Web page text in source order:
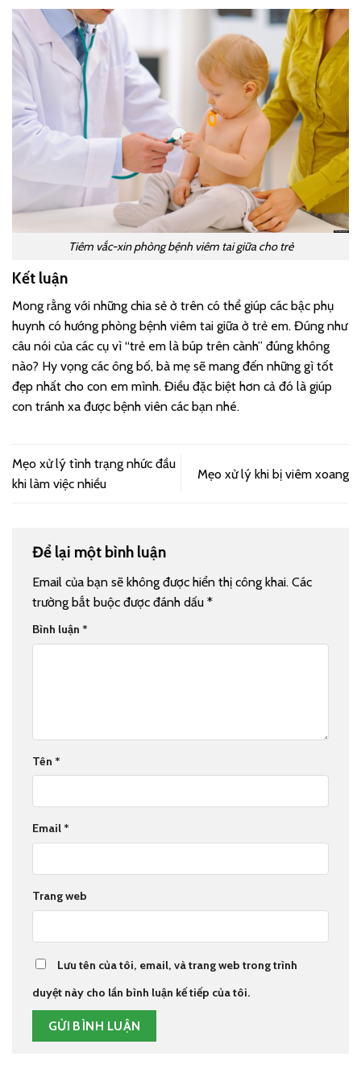
Tiêm vắc-xin phòng bệnh viêm tai giữa cho trẻ
Kết luận
Mong rằng với những chia sẻ ở trên có thể giúp các bậc phụ
huynh có hướng phòng bệnh viêm tai giữa ở trẻ em. Đúng như
câu nói của các cụ vì “trẻ em là búp trên cành” đúng không
nào? Hy vọng các ông bố, bà mẹ sẽ mang đến những gì tốt
đẹp nhất cho con em mình. Điều đặc biệt hơn cả đó là giúp
con tránh xa được bệnh viên các bạn nhé.
Mẹo xử lý tình trạng nhức đầu
khi làm việc nhiều
Mẹo xử lý khi bị viêm xoang
Để lại một bình luận
Email của bạn sẽ không được hiển thị công khai. Các
trường bắt buộc được đánh dấu *
Bình luận *
Tên *
Email *
Trang web
Lưu tên của tôi, email, và trang web trong trình
duyệt này cho lần bình luận kế tiếp của tôi.